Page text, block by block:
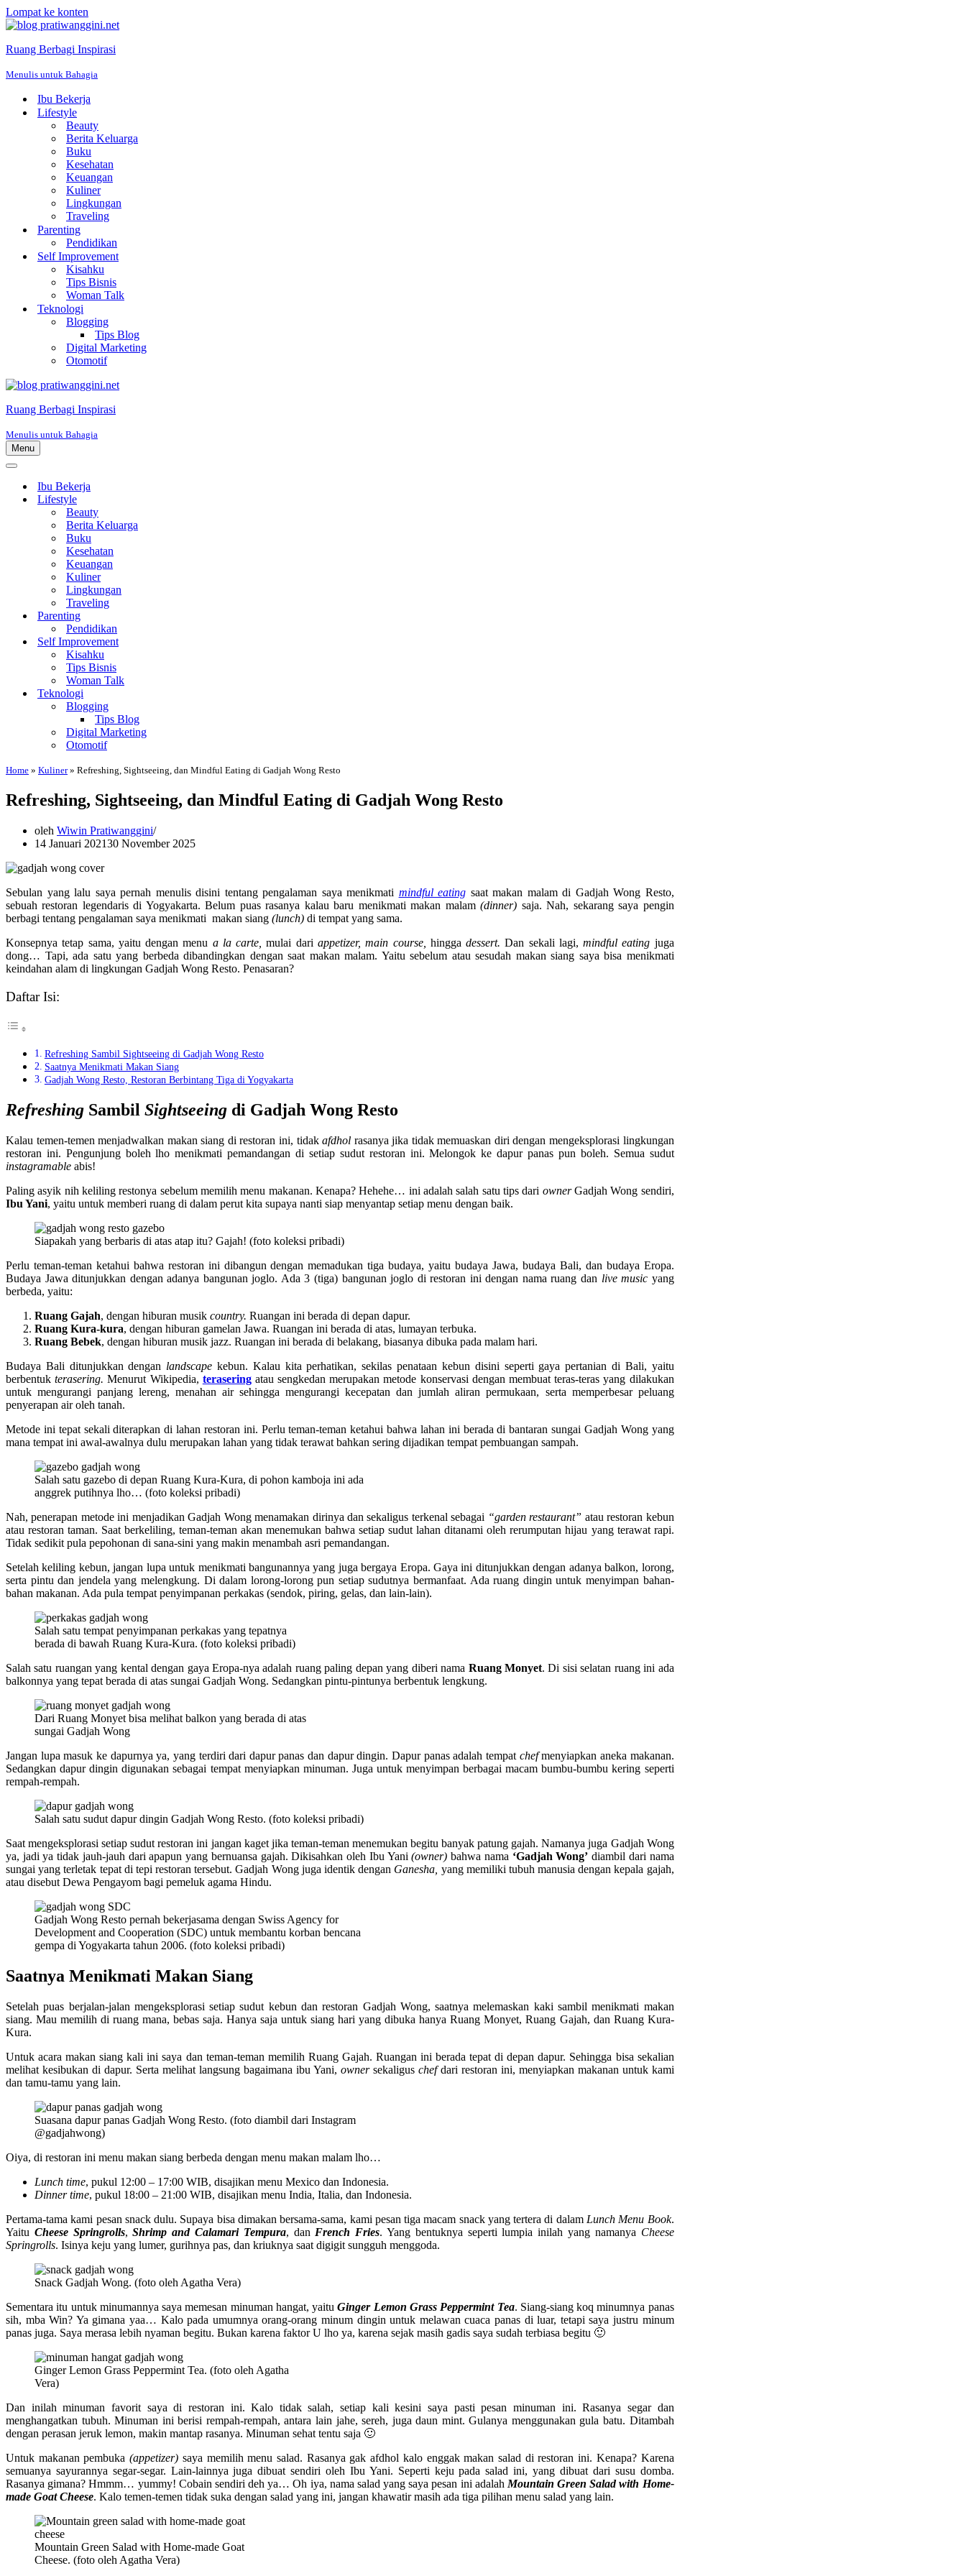
Lompat ke konten
Ruang Berbagi Inspirasi
Menulis untuk Bahagia
Ibu Bekerja
Lifestyle
Beauty
Berita Keluarga
Buku
Kesehatan
Keuangan
Kuliner
Lingkungan
Traveling
Parenting
Pendidikan
Self Improvement
Kisahku
Tips Bisnis
Woman Talk
Teknologi
Blogging
Tips Blog
Digital Marketing
Otomotif
Ruang Berbagi Inspirasi
Menulis untuk Bahagia
Menu
Menu
Menu
NavigasiIbu Bekerja
Lifestyle
Beauty
Berita Keluarga
Buku
Kesehatan
Keuangan
Kuliner
Lingkungan
Traveling
Parenting
Pendidikan
Self Improvement
Kisahku
Tips Bisnis
Woman Talk
Teknologi
Blogging
Tips Blog
Digital Marketing
Otomotif
Home » Kuliner» Refreshing, Sightseeing, dan Mindful Eating di Gadjah Wong Resto
Refreshing, Sightseeing, dan Mindful Eating di Gadjah Wong Resto
oleh Wiwin Pratiwanggini
14 Januari 202130 November 2025
Sebulan yang lalu saya pernah menulis disini tentang pengalaman saya menikmati mindful eating saat makan malam di Gadjah Wong Resto,
sebuah restoran legendaris di Yogyakarta. Belum puas rasanya kalau baru menikmati makan malam(dinner) saja. Nah, sekarang saya pengin
berbagi tentang pengalaman saya menikmati makan siang (lunch) di tempat yang sama.
Konsepnya tetap sama, yaitu dengan menu a la carte, mulai dari appetizer, main course, hinggadessert. Dan sekali lagi,mindful eating juga
dong… Tapi, ada satu yang berbeda dibandingkan dengan saat makan malam. Yaitu sebelum atau sesudah makan siang saya bisa menikmati
keindahan alam di lingkungan Gadjah Wong Resto. Penasaran?
Daftar Isi:
Refreshing Sambil Sightseeing di Gadjah Wong Resto
Saatnya Menikmati Makan Siang
Gadjah Wong Resto, Restoran Berbintang Tiga di Yogyakarta
Refreshing Sambil Sightseeing di Gadjah Wong Resto
Kalau temen-temen menjadwalkan makan siang di restoran ini, tidakafdhol rasanya jika tidak memuaskan diri dengan mengeksplorasi lingkungan
restoran ini. Pengunjung boleh lho menikmati pemandangan di setiap sudut restoran ini. Melongok ke dapur panas pun boleh. Semua sudut
instagramable abis!
Paling asyik nih keliling restonya sebelum memilih menu makanan. Kenapa? Hehehe… ini adalah salah satu tips dari ownerGadjah Wong sendiri,
Ibu Yani, yaitu untuk memberi ruang di dalam perut kita supaya nanti siap menyantap setiap menu dengan baik.
Siapakah yang berbaris di atas atap itu? Gajah! (foto koleksi pribadi)
Perlu teman-teman ketahui bahwa restoran ini dibangun dengan memadukan tiga budaya, yaitu budaya Jawa, budaya Bali, dan budaya Eropa.
Budaya Jawa ditunjukkan dengan adanya bangunan joglo. Ada 3 (tiga) bangunan joglo di restoran ini dengan nama ruang dan live music yang
berbeda, yaitu:
Ruang Gajah, dengan hiburan musik country. Ruangan ini berada di depan dapur.
Ruang Kura-kura, dengan hiburan gamelan Jawa. Ruangan ini berada di atas, lumayan terbuka.
Ruang Bebek, dengan hiburan musik jazz. Ruangan ini berada di belakang, biasanya dibuka pada malam hari.
Budaya Bali ditunjukkan dengan landscape kebun. Kalau kita perhatikan, sekilas penataan kebun disini seperti gaya pertanian di Bali, yaitu
berbentukterasering. Menurut Wikipedia, teraseringatau sengkedan merupakan metode konservasi dengan membuat teras-teras yang dilakukan
untuk mengurangi panjang lereng, menahan air sehingga mengurangi kecepatan dan jumlah aliran permukaan, serta memperbesar peluang
penyerapan air oleh tanah.
Metode ini tepat sekali diterapkan di lahan restoran ini. Perlu teman-teman ketahui bahwa lahan ini berada di bantaran sungai Gadjah Wong yang
mana tempat ini awal-awalnya dulu merupakan lahan yang tidak terawat bahkan sering dijadikan tempat pembuangan sampah.
Salah satu gazebo di depan Ruang Kura-Kura, di pohon kamboja ini ada
anggrek putihnya lho… (foto koleksi pribadi)
Nah, penerapan metode ini menjadikan Gadjah Wong menamakan dirinya dan sekaligus terkenal sebagai “garden restaurant” atau restoran kebun
atau restoran taman. Saat berkeliling, teman-teman akan menemukan bahwa setiap sudut lahan ditanami oleh rerumputan hijau yang terawat rapi.
Tidak sedikit pula pepohonan di sana-sini yang makin menambah asri pemandangan.
Setelah keliling kebun, jangan lupa untuk menikmati bangunannya yang juga bergaya Eropa. Gaya ini ditunjukkan dengan adanya balkon, lorong,
serta pintu dan jendela yang melengkung. Di dalam lorong-lorong pun setiap sudutnya bermanfaat. Ada ruang dingin untuk menyimpan bahan-
bahan makanan. Ada pula tempat penyimpanan perkakas (sendok, piring, gelas, dan lain-lain).
Salah satu tempat penyimpanan perkakas yang tepatnya
berada di bawah Ruang Kura-Kura. (foto koleksi pribadi)
Salah satu ruangan yang kental dengan gaya Eropa-nya adalah ruang paling depan yang diberi nama Ruang Monyet. Di sisi selatan ruang ini ada
balkonnya yang tepat berada di atas sungai Gadjah Wong. Sedangkan pintu-pintunya berbentuk lengkung.
Dari Ruang Monyet bisa melihat balkon yang berada di atas
sungai Gadjah Wong
Jangan lupa masuk ke dapurnya ya, yang terdiri dari dapur panas dan dapur dingin. Dapur panas adalah tempat chefmenyiapkan aneka makanan.
Sedangkan dapur dingin digunakan sebagai tempat menyiapkan minuman. Juga untuk menyimpan berbagai macam bumbu-bumbu kering seperti
rempah-rempah.
Salah satu sudut dapur dingin Gadjah Wong Resto. (foto koleksi pribadi)
Saat mengeksplorasi setiap sudut restoran ini jangan kaget jika teman-teman menemukan begitu banyak patung gajah. Namanya juga Gadjah Wong
ya, jadi ya tidak jauh-jauh dari apapun yang bernuansa gajah. Dikisahkan oleh Ibu Yani(owner) bahwa nama ‘Gadjah Wong’ diambil dari nama
sungai yang terletak tepat di tepi restoran tersebut. Gadjah Wong juga identik dengan Ganesha, yang memiliki tubuh manusia dengan kepala gajah,
atau disebut Dewa Pengayom bagi pemeluk agama Hindu.
Gadjah Wong Resto pernah bekerjasama dengan Swiss Agency for
Development and Cooperation (SDC) untuk membantu korban bencana
gempa di Yogyakarta tahun 2006. (foto koleksi pribadi)
Saatnya Menikmati Makan Siang
Setelah puas berjalan-jalan mengeksplorasi setiap sudut kebun dan restoran Gadjah Wong, saatnya melemaskan kaki sambil menikmati makan
siang. Mau memilih di ruang mana, bebas saja. Hanya saja untuk siang hari yang dibuka hanya Ruang Monyet, Ruang Gajah, dan Ruang Kura-
Kura.
Untuk acara makan siang kali ini saya dan teman-teman memilih Ruang Gajah. Ruangan ini berada tepat di depan dapur. Sehingga bisa sekalian
melihat kesibukan di dapur. Serta melihat langsung bagaimana ibu Yani, ownersekaligus chefdari restoran ini, menyiapkan makanan untuk kami
dan tamu-tamu yang lain.
Suasana dapur panas Gadjah Wong Resto. (foto diambil dari Instagram
@gadjahwong)
Oiya, di restoran ini menu makan siang berbeda dengan menu makan malam lho…
Lunch time, pukul 12:00 – 17:00 WIB, disajikan menu Mexico dan Indonesia.
Dinner time, pukul 18:00 – 21:00 WIB, disajikan menu India, Italia, dan Indonesia.
Pertama-tama kami pesan snack dulu. Supaya bisa dimakan bersama-sama, kami pesan tiga macam snack yang tertera di dalam Lunch Menu Book.
Yaitu Cheese Springrolls,Shrimp and Calamari Tempura, dan French Fries. Yang bentuknya seperti lumpia inilah yang namanya Cheese
Springrolls. Isinya keju yang lumer, gurihnya pas, dan kriuknya saat digigit sungguh menggoda.
Snack Gadjah Wong. (foto oleh Agatha Vera)
Sementara itu untuk minumannya saya memesan minuman hangat, yaituGinger Lemon Grass Peppermint Tea. Siang-siang koq minumnya panas
sih, mba Win? Ya gimana yaa… Kalo pada umumnya orang-orang minum dingin untuk melawan cuaca panas di luar, tetapi saya justru minum
panas juga. Saya merasa lebih nyaman begitu. Bukan karena faktor U lho ya, karena sejak masih gadis saya sudah terbiasa begitu 🙂
Ginger Lemon Grass Peppermint Tea. (foto oleh Agatha
Vera)
Dan inilah minuman favorit saya di restoran ini. Kalo tidak salah, setiap kali kesini saya pasti pesan minuman ini. Rasanya segar dan
menghangatkan tubuh. Minuman ini berisi rempah-rempah, antara lain jahe, sereh, juga daun mint. Gulanya menggunakan gula batu. Ditambah
dengan perasan jeruk lemon, makin mantap rasanya. Minuman sehat tentu saja 🙂
Untuk makanan pembuka(appetizer) saya memilih menu salad. Rasanya gak afdhol kalo enggak makan salad di restoran ini. Kenapa? Karena
semuanya sayurannya segar-segar. Lain-lainnya juga dibuat sendiri oleh Ibu Yani. Seperti keju pada salad ini, yang dibuat dari susu domba.
Rasanya gimana? Hmmm… yummy! Cobain sendiri deh ya… Oh iya, nama salad yang saya pesan ini adalah Mountain Green Salad with Home-
made Goat Cheese. Kalo temen-temen tidak suka dengan salad yang ini, jangan khawatir masih ada tiga pilihan menu salad yang lain.
Mountain Green Salad with Home-made Goat
Cheese. (foto oleh Agatha Vera)